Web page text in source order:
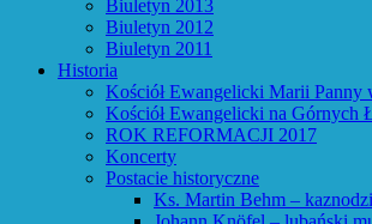
Biuletyn 2013
Biuletyn 2012
Biuletyn 2011
Historia
Kościół Ewangelicki Marii
Kościół Ewangelicki na Górnych
ROK REFORMACJI 2017
Koncerty
Postacie historyczne
Ks. Martin Behm –